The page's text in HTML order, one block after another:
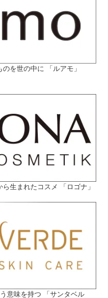
を世の中に 「ルアモ」
生まれたコスメ 「ロゴナ」
意味を持つ 「サンタベル